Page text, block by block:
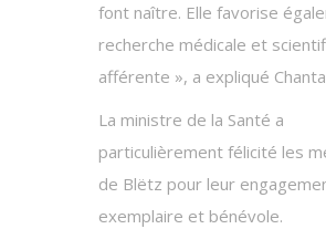
font naître. Elle favorise
recherche médicale et
afférente », a expliqué
La ministre de la Santé a
particulièrement félicité les
de Blëtz pour leur
exemplaire et bénévole.